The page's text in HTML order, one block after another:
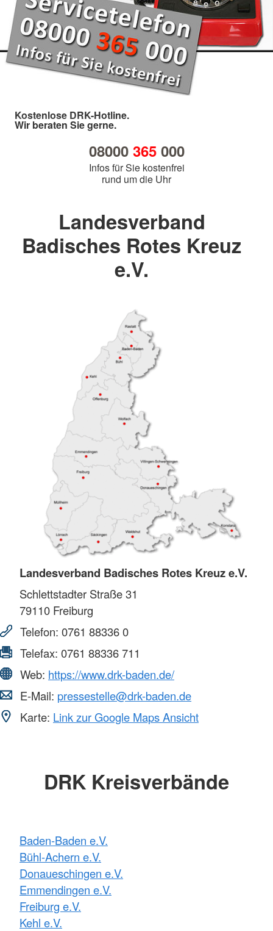
Kostenlose DRK-Hotline.
Wir beraten Sie gerne.
08000 365000
Infos für Sie kostenfrei
rund um die Uhr
Landesverband
Badisches Rotes Kreuz
e.V.
Landesverband Badisches Rotes Kreuz e.V.
Schlettstadter Straße 31
79110 Freiburg
Telefon: 0761 88336 0
Telefax: 0761 88336 711
Web: https://www.drk-baden.de/
E-Mail: pressestelle@drk-baden.de
Karte: Link zur Google Maps Ansicht
DRK Kreisverbände
Baden-Baden e.V.
Bühl-Achern e.V.
Donaueschingen e.V.
Emmendingen e.V.
Freiburg e.V.
Kehl e.V.